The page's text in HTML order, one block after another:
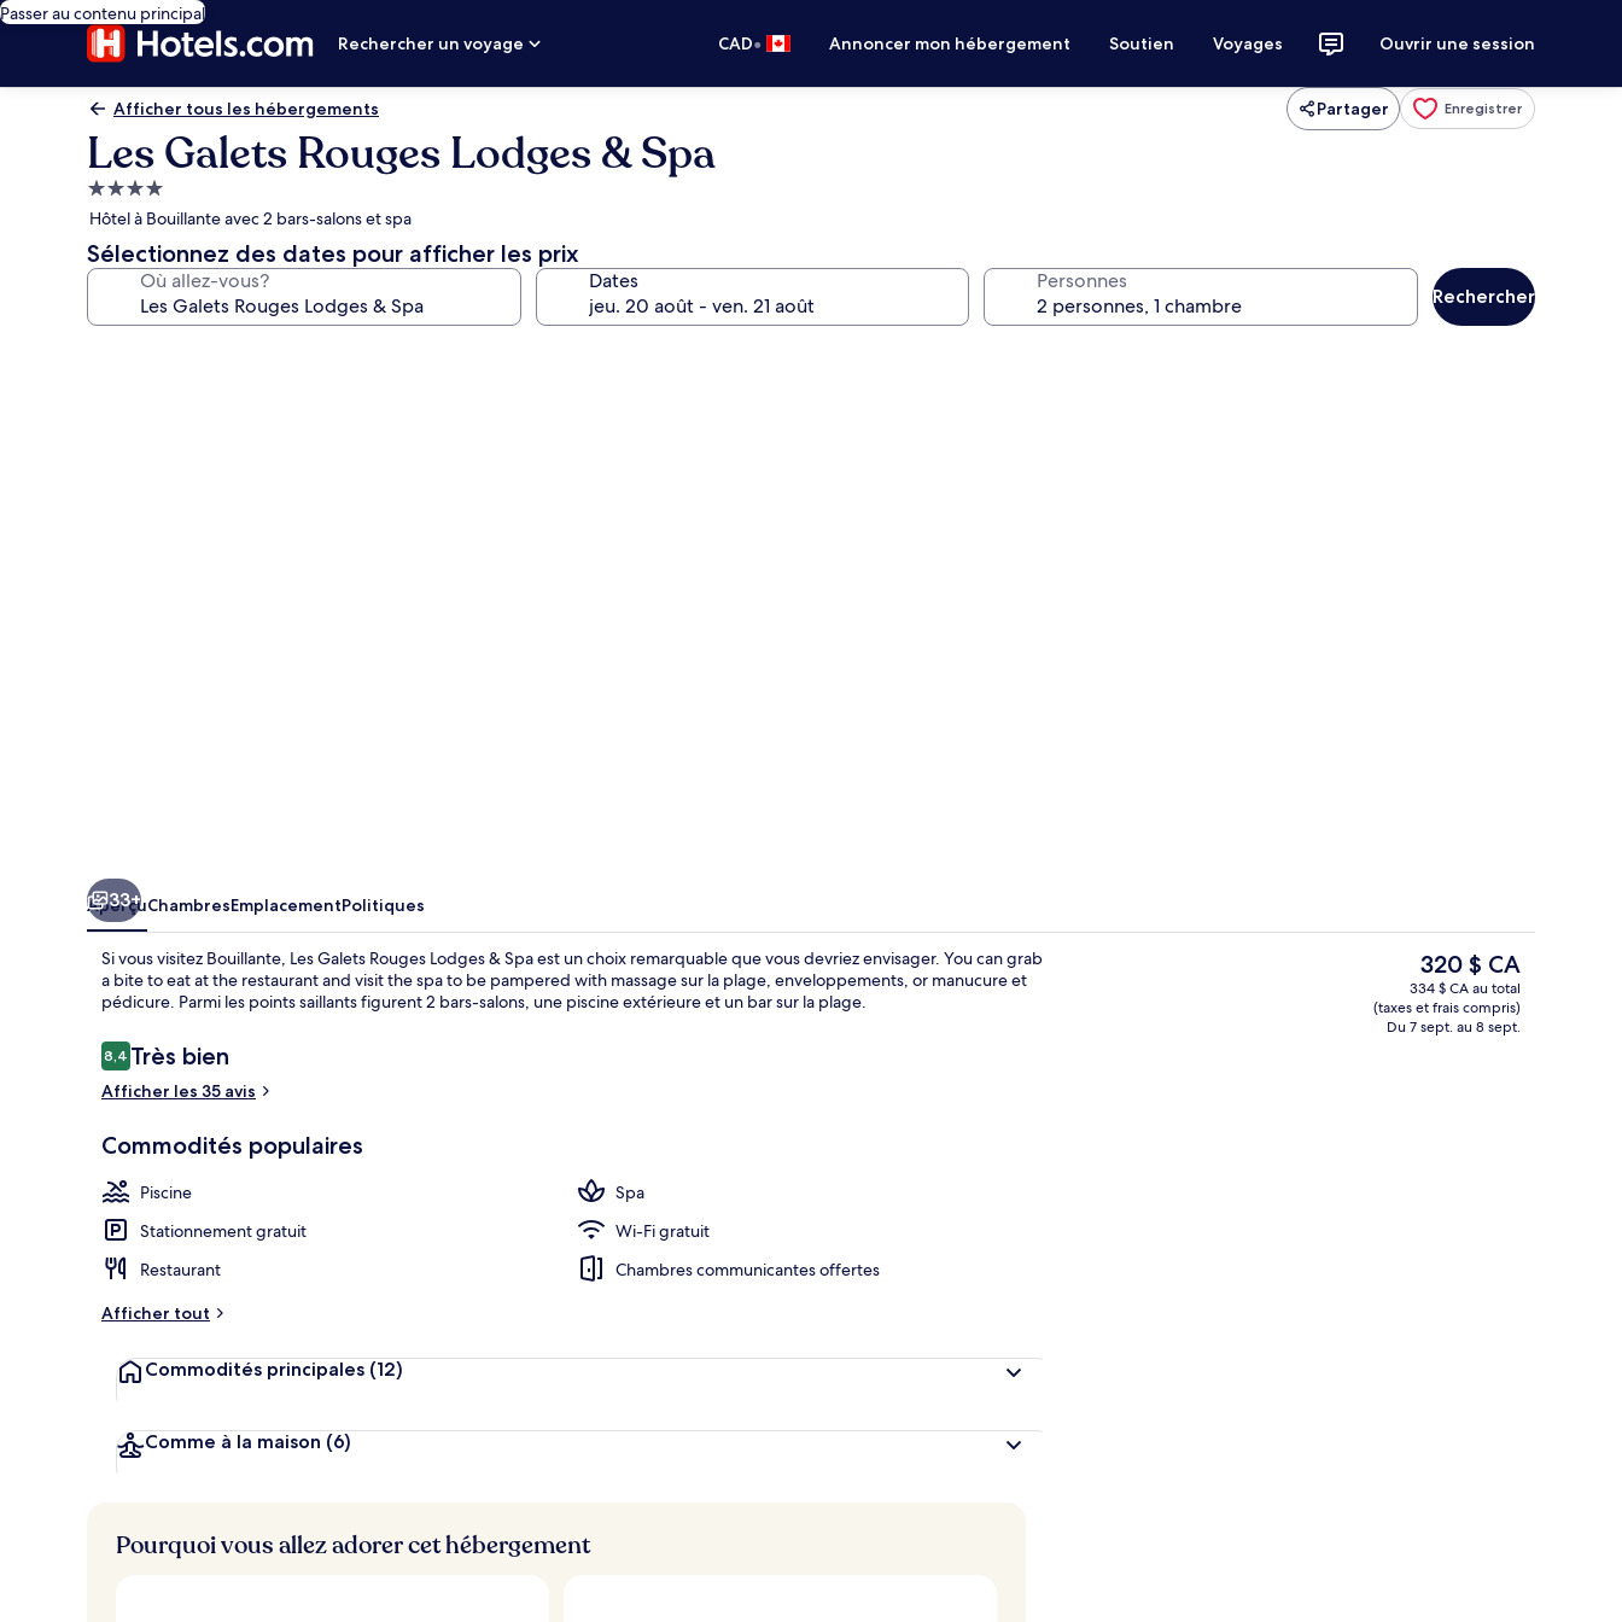
Passer au contenu principal
Rechercher un voyage
CAD• Annoncer mon hébergement Soutien Voyages Ouvrir une session
Afficher tous les hébergements Partager Enregistrer
Les Galets Rouges Lodges & Spa
Hébergement
4.0 étoiles
Hôtel à Bouillante avec 2 bars-salons et spa
Sélectionnez des dates pour afficher les prix
Où allez-vous? Dates Personnes
Rechercher
Vue depuis l’hébergement
33+
AperçuChambresEmplacementPolitiques
Si vous visitez Bouillante, Les Galets Rouges Lodges & Spa est un choix remarquable que vous devriez envisager. You can grab
a bite to eat at the restaurant and visit the spa to be pampered with massage sur la plage, enveloppements, or manucure et
pédicure. Parmi les points saillants figurent 2 bars-salons, une piscine extérieure et un bar sur la plage.
Avis
8,48,4 sur 10 –
Très bien
Afficher les 35 avis
Commodités populaires
Piscine
Spa
Stationnement gratuit
Wi-Fi gratuit
Restaurant
Chambres communicantes offertes
Afficher tout
Commodités principales (12)
Comme à la maison (6)
Le
prix
actuel
est
320 $ CA
334 $ CA au total
(taxes et frais compris)
Du 7 sept. au 8 sept.
Pourquoi vous allez adorer cet hébergement